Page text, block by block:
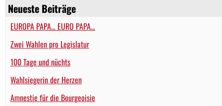
Neueste Beiträge
EUROPA PAPA… EURO PAPA…
Zwei Wahlen pro Legislatur
100 Tage und nüchts
Wahlsiegerin der Herzen
Amnestie für die Bourgeoisie